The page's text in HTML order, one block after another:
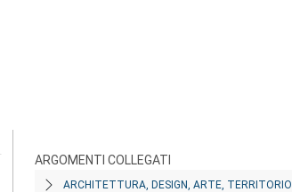
ARGOMENTI COLLEGATI
ARCHITETTURA, DESIGN, ARTE, TERRITORIO